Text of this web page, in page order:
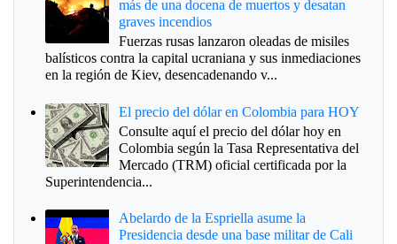
más de una docena de muertos y desatan
graves incendios
Fuerzas rusas lanzaron oleadas de misiles
balísticos contra la capital ucraniana y sus inmediaciones
en la región de Kiev, desencadenando v...
El precio del dólar en Colombia para HOY
Consulte aquí el precio del dólar hoy en
Colombia según la Tasa Representativa del
Mercado (TRM) oficial certificada por la
Superintendencia...
Abelardo de la Espriella asume la
Presidencia desde una base militar de Cali